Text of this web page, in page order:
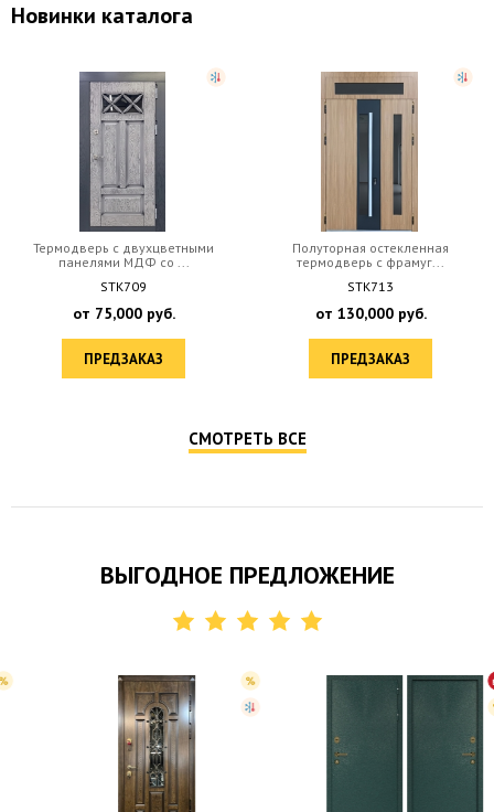
Новинки каталога
Термодверь с двухцветными
панелями МДФ со ...
STK709
от 75,000руб.
ПРЕДЗАКАЗ
Полуторная остекленная
термодверь с фрамуг...
STK713
от 130,000руб.
ПРЕДЗАКАЗ
СМОТРЕТЬ ВСЕ
ВЫГОДНОЕ ПРЕДЛОЖЕНИЕ